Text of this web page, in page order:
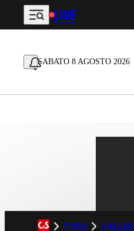
Vai al contenuto principale
LIVE
SABATO 8 AGOSTO 2026
FOTO CALCIO